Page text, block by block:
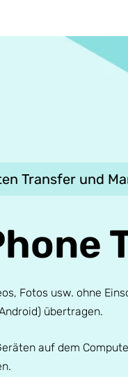
Transfer und
Fotos usw. ohne
übertragen.
auf dem